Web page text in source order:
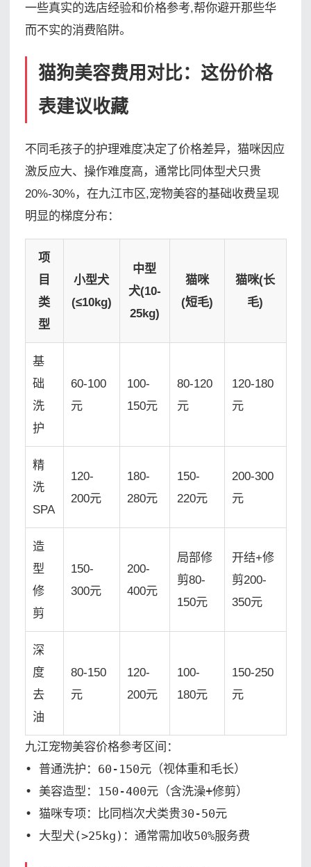
一些真实的选店经验和价格参考,帮你避开那些华
而不实的消费陷阱。
猫狗美容费用对比：这份价格
表建议收藏
不同毛孩子的护理难度决定了价格差异，猫咪因应
激反应大、操作难度高，通常比同体型犬只贵
20%-30%，在九江市区,宠物美容的基础收费呈现
明显的梯度分布：
项
目
类
型
小型犬
(≤10kg)
中型
犬(10-
25kg)
猫咪
(短毛)
猫咪(长
毛)
基
础
洗
护
60-100
元
100-
150元
80-120
元
120-180
元
精
洗
SPA
120-
200元
180-
280元
150-
220元
200-300
元
造
型
修
剪
150-
300元
200-
400元
局部修
剪80-
150元
开结+修
剪200-
350元
深
度
去
油
80-150
元
120-
200元
100-
180元
150-250
元
九江宠物美容价格参考区间：
• 普通洗护：60-150元（视体重和毛长）
• 美容造型：150-400元（含洗澡+修剪）
• 猫咪专项：比同档次犬类贵30-50元
• 大型犬(>25kg)：通常需加收50%服务费